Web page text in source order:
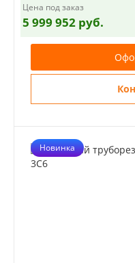
Цена под заказ
5 999 952 руб.
Новинка